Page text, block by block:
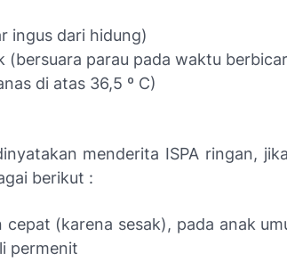
ingus dari hidung)
(bersuara parau pada waktu
di atas 36,5 º C)
menderita ISPA ringan,
berikut :
cepat (karena sesak), pada anak
permenit